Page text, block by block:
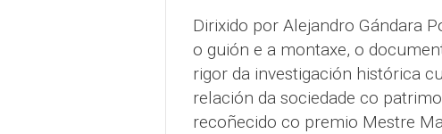
Dirixido por Alejandro Gándara
o guión e a montaxe, o
rigor da investigación histórica
relación da sociedade co
recoñecido co premio Mestre